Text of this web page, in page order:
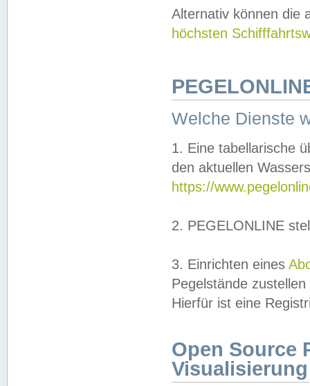
Alternativ können die
höchsten
Welche Dienste
1. Eine tabellarische
den aktuellen
https://
2. PEGELONLINE
3. Einrichten eines
Pegelstände
Hierfür ist eine
Open Source
Visualisierung